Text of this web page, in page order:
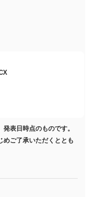
表日時点のものです。
めご了承いただくととも